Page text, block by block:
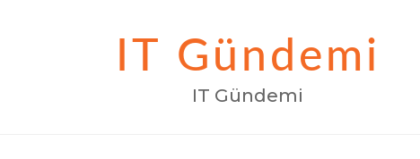
IT Gündemi
IT Gündemi